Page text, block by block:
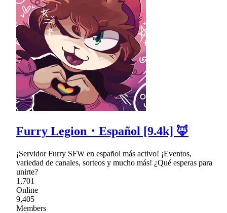
Furry Legion・Español [9.4k] 🦊
¡Servidor Furry SFW en español más activo! ¡Eventos,
variedad de canales, sorteos y mucho más! ¿Qué esperas para
unirte?
1,701
Online
9,405
Members